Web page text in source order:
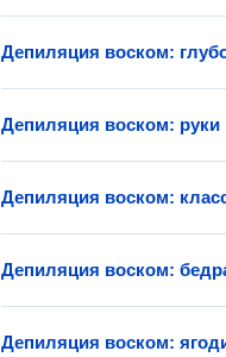
Депиляция воском:
Депиляция воском: руки
Депиляция воском:
Депиляция воском:
Депиляция воском: